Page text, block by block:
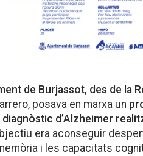
de Burjassot, des de la
posava en marxa un
d’Alzheimer
era aconseguir
i les capacitats